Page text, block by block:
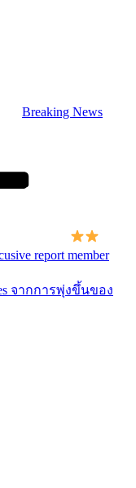
Breaking News
report member
จากการพุ่งขึ้นของ